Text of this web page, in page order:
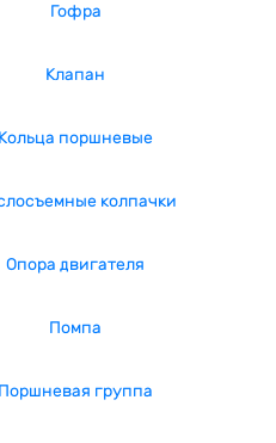
Гофра
Клапан
Кольца поршневые
колпачки
Опора двигателя
Помпа
Поршневая группа